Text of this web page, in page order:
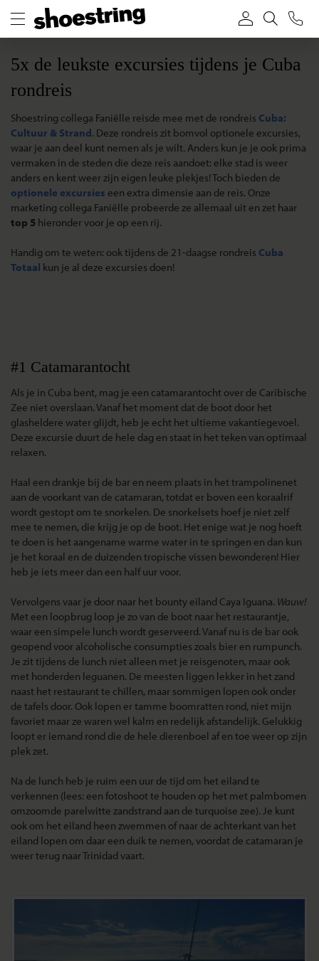
5x de leukste excursies tijdens je Cuba
rondreis
Shoestring collega Faniëlle reisde mee met de rondreis Cuba:
Cultuur & Strand. Deze rondreis zit bomvol optionele excursies,
waar je aan deel kunt nemen als je wilt. Anders kun je je ook prima
vermaken in de steden die deze reis aandoet: elke stad is weer
anders en kent weer zijn eigen leuke plekjes! Toch bieden de
optionele excursies een extra dimensie aan de reis. Onze
marketing collega Faniëlle probeerde ze allemaal uit en zet haar
top 5 hieronder voor je op een rij.
Handig om te weten: ook tijdens de 21-daagse rondreis Cuba
Totaal kun je al deze excursies doen!
#1 Catamarantocht
Als je in Cuba bent, mag je een catamarantocht over de Caribische
Zee niet overslaan. Vanaf het moment dat de boot door het
glasheldere water glijdt, heb je echt het ultieme vakantiegevoel.
Deze excursie duurt de hele dag en staat in het teken van optimaal
relaxen.
Haal een drankje bij de bar en neem plaats in het trampolinenet
aan de voorkant van de catamaran, totdat er boven een koraalrif
wordt gestopt om te snorkelen. De snorkelsets hoef je niet zelf
mee te nemen, die krijg je op de boot. Het enige wat je nog hoeft
te doen is het aangename warme water in te springen en dan kun
je het koraal en de duizenden tropische vissen bewonderen! Hier
heb je iets meer dan een half uur voor.
Vervolgens vaar je door naar het bounty eiland Caya Iguana. Wauw!
Met een loopbrug loop je zo van de boot naar het restaurantje,
waar een simpele lunch wordt geserveerd. Vanaf nu is de bar ook
geopend voor alcoholische consumpties zoals bier en rumpunch.
Je zit tijdens de lunch niet alleen met je reisgenoten, maar ook
met honderden leguanen. De meesten liggen lekker in het zand
naast het restaurant te chillen, maar sommigen lopen ook onder
de tafels door. Ook lopen er tamme boomratten rond, niet mijn
favoriet maar ze waren wel kalm en redelijk afstandelijk. Gelukkig
loopt er iemand rond die de hele dierenboel af en toe weer op zijn
plek zet.
Na de lunch heb je ruim een uur de tijd om het eiland te
verkennen (lees: een fotoshoot te houden op het met palmbomen
omzoomde parelwitte zandstrand aan de turquoise zee). Je kunt
ook om het eiland heen zwemmen of naar de achterkant van het
eiland lopen om daar een duik te nemen, voordat de catamaran je
weer terug naar Trinidad vaart.